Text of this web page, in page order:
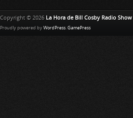
Copyright © 2026 La Hora de Bill Cosby Radio Show
Proudly powered by WordPress. GamePress